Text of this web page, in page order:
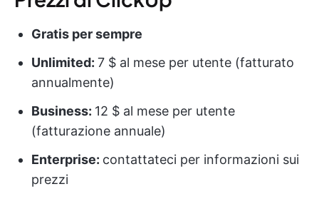
Gratis per sempre
Unlimited: 7 $ al mese per utente (fatturato
annualmente)
Business: 12 $ al mese per utente
(fatturazione annuale)
Enterprise: contattateci per informazioni sui
prezzi